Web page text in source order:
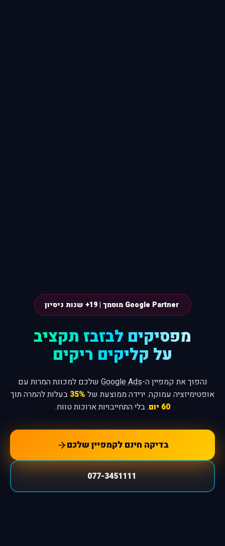
Google Partner מוסמך | 19+ שנות ניסיון
מפסיקים לבזבז תקציב
על קליקים ריקים
נהפוך את קמפיין ה-Google Adsשלכם למכונת המרות עם
אופטימיזציה עמוקה. ירידה ממוצעת של 35% בעלות להמרה תוך
60 יום
. בלי התחייבויות ארוכות טווח.
בדיקה חינם לקמפיין שלכם
077-3451111